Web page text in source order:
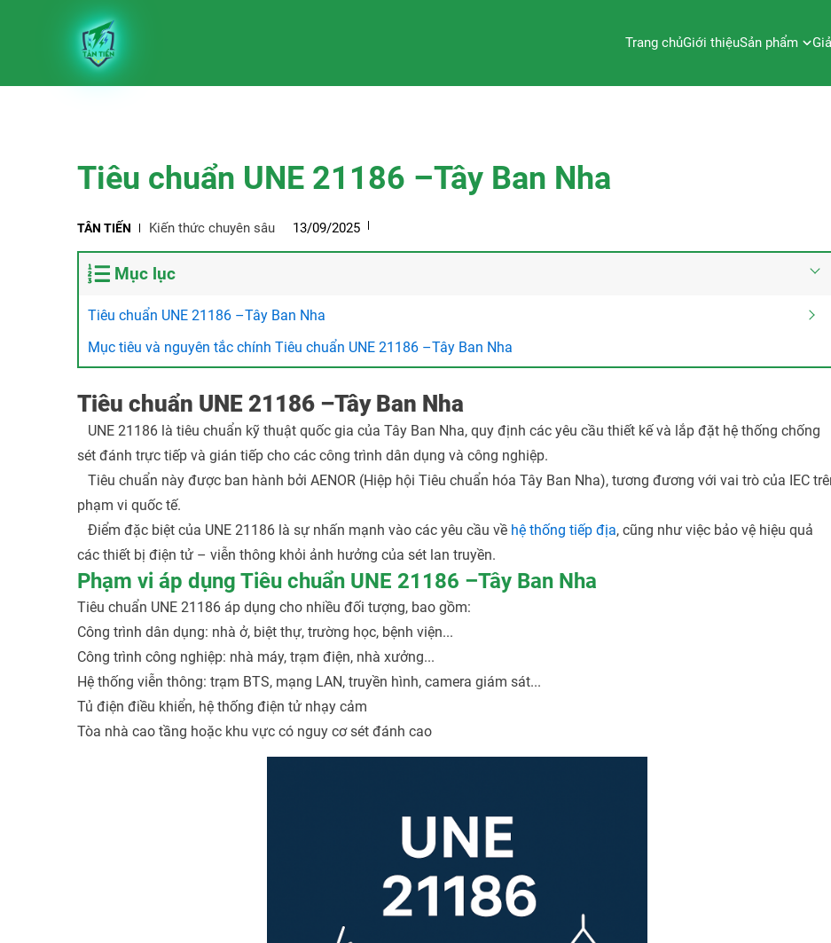
Trang chủGiới thiệuSản phẩm
Tiêu chuẩn UNE 21186 –Tây Ban Nha
TÂN TIẾN Kiến thức chuyên sâu 13/09/2025
Mục lục
Tiêu chuẩn UNE 21186 –Tây Ban Nha
Mục tiêu và nguyên tắc chính Tiêu chuẩn UNE 21186 –Tây Ban Nha
Tiêu chuẩn UNE 21186 –Tây Ban Nha
UNE 21186 là tiêu chuẩn kỹ thuật quốc gia của Tây Ban Nha, quy định các yêu cầu thiết kế và lắp đặt hệ thống chống
sét đánh trực tiếp và gián tiếp cho các công trình dân dụng và công nghiệp.
Tiêu chuẩn này được ban hành bởi AENOR (Hiệp hội Tiêu chuẩn hóa Tây Ban Nha), tương đương với vai trò của IEC
phạm vi quốc tế.
Điểm đặc biệt của UNE 21186 là sự nhấn mạnh vào các yêu cầu về hệ thống tiếp địa, cũng như việc bảo vệ hiệu quả
các thiết bị điện tử – viễn thông khỏi ảnh hưởng của sét lan truyền.
Phạm vi áp dụng Tiêu chuẩn UNE 21186 –Tây Ban Nha
Tiêu chuẩn UNE 21186 áp dụng cho nhiều đối tượng, bao gồm:
Công trình dân dụng: nhà ở, biệt thự, trường học, bệnh viện...
Công trình công nghiệp: nhà máy, trạm điện, nhà xưởng...
Hệ thống viễn thông: trạm BTS, mạng LAN, truyền hình, camera giám sát...
Tủ điện điều khiển, hệ thống điện tử nhạy cảm
Tòa nhà cao tầng hoặc khu vực có nguy cơ sét đánh cao